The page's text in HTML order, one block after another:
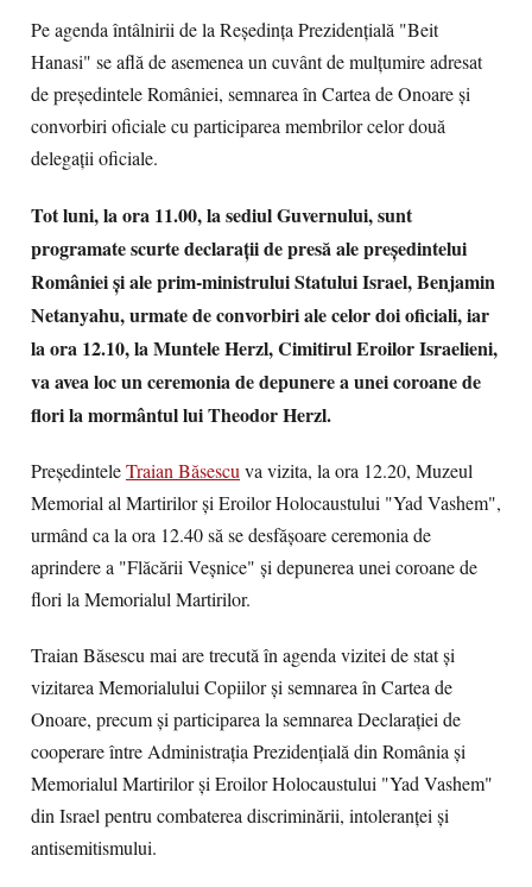
Pe agenda întâlnirii de la Reşedinţa Prezidenţială "Beit
Hanasi" se află de asemenea un cuvânt de mulţumire adresat
de preşedintele României, semnarea în Cartea de Onoare şi
convorbiri oficiale cu participarea membrilor celor două
delegaţii oficiale.
Tot luni, la ora 11.00, la sediul Guvernului, sunt
programate scurte declaraţii de presă ale preşedintelui
României şi ale prim-ministrului Statului Israel, Benjamin
Netanyahu, urmate de convorbiri ale celor doi oficiali, iar
la ora 12.10, la Muntele Herzl, Cimitirul Eroilor Israelieni,
va avea loc un ceremonia de depunere a unei coroane de
flori la mormântul lui Theodor Herzl.
PreşedinteleTraian Băsescuva vizita, la ora 12.20, Muzeul
Memorial al Martirilor şi Eroilor Holocaustului "Yad Vashem",
urmând ca la ora 12.40 să se desfăşoare ceremonia de
aprindere a "Flăcării Veşnice" şi depunerea unei coroane de
flori la Memorialul Martirilor.
Traian Băsescu mai are trecută în agenda vizitei de stat şi
vizitarea Memorialului Copiilor şi semnarea în Cartea de
Onoare, precum şi participarea la semnarea Declaraţiei de
cooperare între Administraţia Prezidenţială din România şi
Memorialul Martirilor şi Eroilor Holocaustului "Yad Vashem"
din Israel pentru combaterea discriminării, intoleranţei şi
antisemitismului.